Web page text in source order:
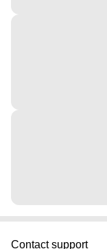
Contact support